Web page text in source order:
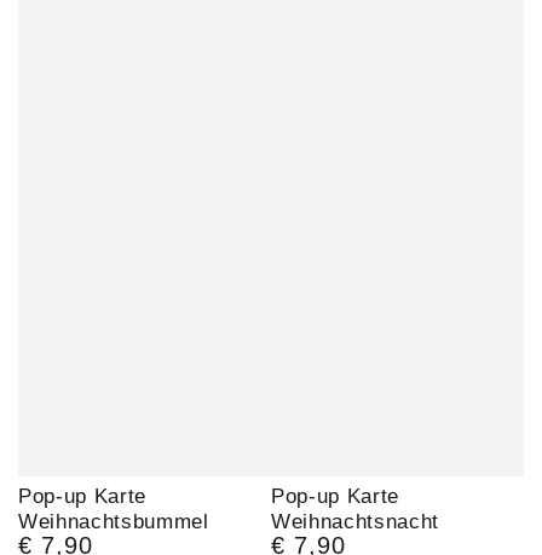
Pop-up Karte
Weihnachtsbummel
Regulärer
€ 7,90
Pop-up Karte
Weihnachtsnacht
Regulärer
€ 7,90